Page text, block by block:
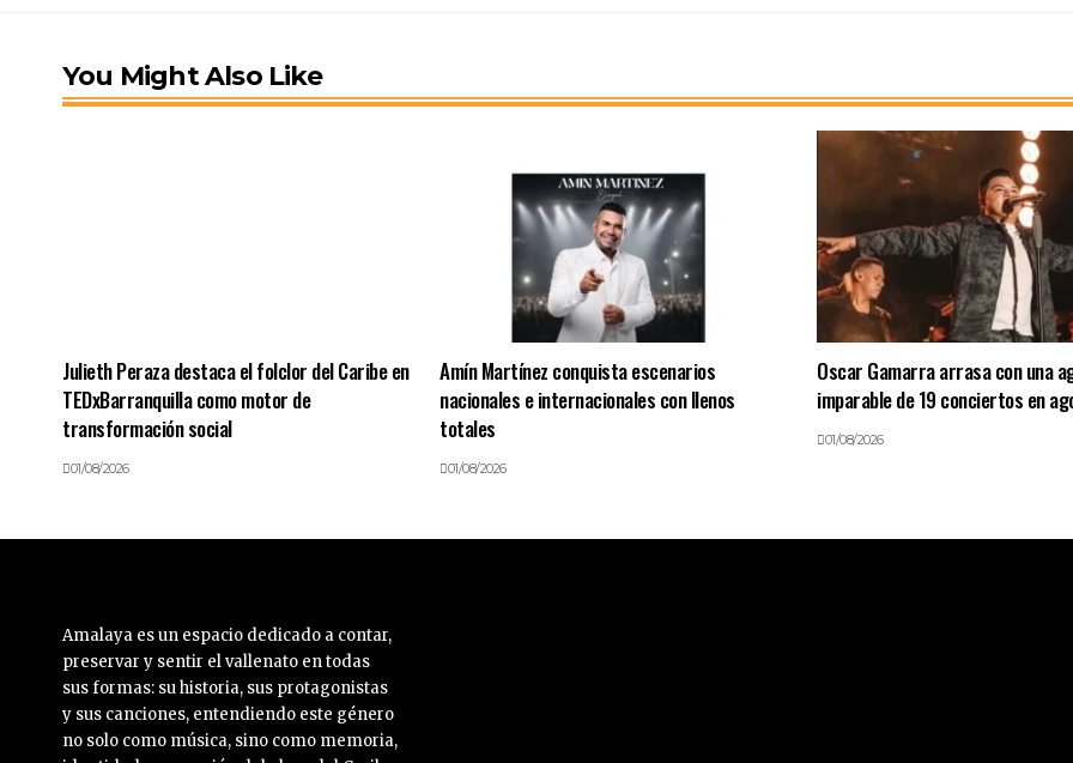
You Might Also Like
Julieth Peraza destaca el folclor del Caribe en
TEDxBarranquilla como motor de
transformación social
01/08/2026
Amín Martínez conquista escenarios
nacionales e internacionales con llenos
totales
01/08/2026
Oscar Gamarra arrasa con una
imparable de 19 conciertos en
01/08/2026
Amalaya es un espacio dedicado a contar,
preservar y sentir el vallenato en todas
sus formas: su historia, sus protagonistas
y sus canciones, entendiendo este género
no solo como música, sino como memoria,